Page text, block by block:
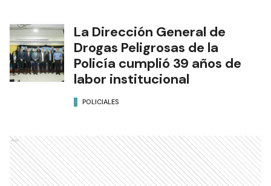
La Dirección General de
Drogas Peligrosas de la
Policía cumplió 39 años de
labor institucional
POLICIALES
Ads